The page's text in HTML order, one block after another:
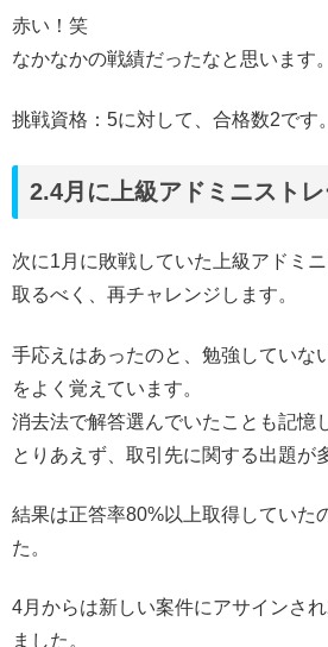
赤い！笑
なかなかの戦績だったなと思います。
挑戦資格：5に対して、合格数2です。
2.4月に上級アドミニスト
次に1月に敗戦していた上級アドミ
取るべく、再チャレンジします。
手応えはあったのと、勉強していな
をよく覚えています。
消去法で解答選んでいたことも記憶
とりあえず、取引先に関する出題が
結果は正答率80%以上取得していた
た。
4月からは新しい案件にアサインさ
ました。